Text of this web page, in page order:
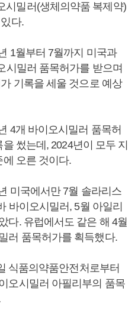
시밀러(생체의약품 복제약)
다.
1월부터 7월까지 미국과
시밀러 품목허가를 받으며
기록을 세울 것으로 예상
4개 바이오시밀러 품목허
썼는데, 2024년이 모두 지
오른 것이다.
미국에서만 7월 솔라리스
바이오시밀러, 5월 아일리
다. 유럽에서도 같은 해 4월
러 품목허가를 획득했다.
식품의약품안전처로부터
오시밀러 아필리부의 품목